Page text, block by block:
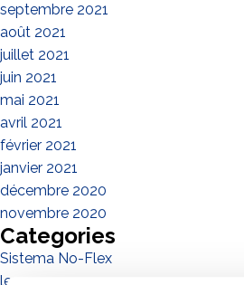
septembre 2021
août 2021
juillet 2021
juin 2021
mai 2021
avril 2021
février 2021
janvier 2021
décembre 2020
novembre 2020
Categories
Sistema No-Flex
les personnes